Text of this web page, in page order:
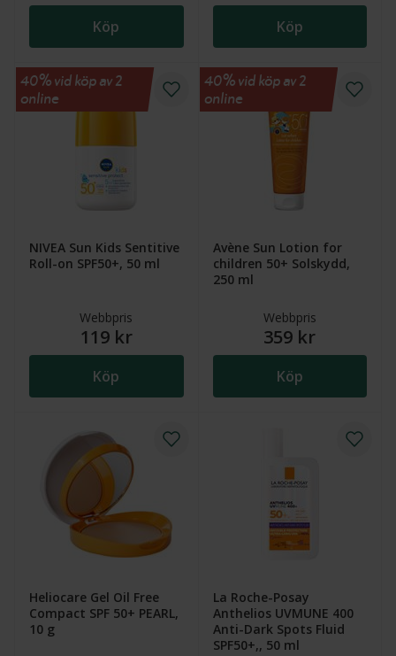
Köp Köp
NIVEA Sun Kids Sentitive
Roll-on SPF50+, 50 ml
Webbpris
119 kr
Köp
40% vid köp av 2
online
Avène Sun Lotion for
children 50+ Solskydd,
250 ml
Webbpris
359 kr
Köp
40% vid köp av 2
online
Heliocare Gel Oil Free
Compact SPF 50+ PEARL,
10 g
La Roche-Posay
Anthelios UVMUNE 400
Anti-Dark Spots Fluid
SPF50+,, 50 ml